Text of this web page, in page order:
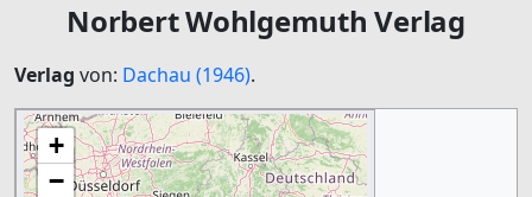
Norbert Wohlgemuth Verlag
Verlag von: Dachau (1946).
+
−